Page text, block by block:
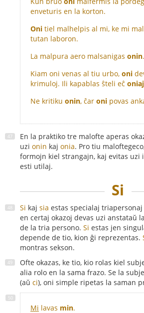
enveturis en la korton.
Oni tiel malhelpis al mi, ke mi
tutan laboron.
La malpura aero malsanigas onin.
Kiam oni venas al tiu urbo, oni
krimuloj. Ili kapablas ŝteli eĉ
Ne kritiku onin, ĉar oni povas
En la praktiko tre malofte aperas
uzi onin kaj onia. Pro tiu
formojn kiel strangajn, kaj evitas uzi
esti utilaj.
Si
Si kaj sia estas specialaj
en certaj okazoj devas uzi anstataŭ
de la tria persono. Si estas jen
depende de tio, kion ĝi reprezentas.
montras sekson.
Ofte okazas, ke tio, kio rolas kiel
alia rolo en la sama frazo. Se la
(aŭ ci), oni simple ripetas la saman
Mi lavas min.